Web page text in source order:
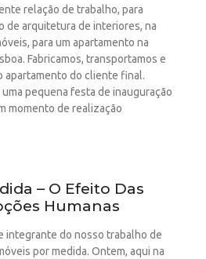
relação de trabalho, para
de arquitetura de interiores, na
para um apartamento na
Fabricamos, transportamos e
apartamento do cliente final.
pequena festa de inauguração
momento de realização
– O Efeito Das
Humanas
integrante do nosso trabalho de
por medida. Ontem, aqui na